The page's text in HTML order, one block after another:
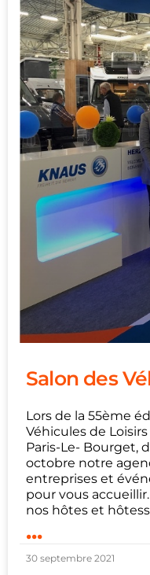
Salon des
Lors de la 55ème
Véhicules de
Paris-Le- Bourget,
octobre notre
entreprises et
pour vous
nos hôtes et
...
30 septembre 2021